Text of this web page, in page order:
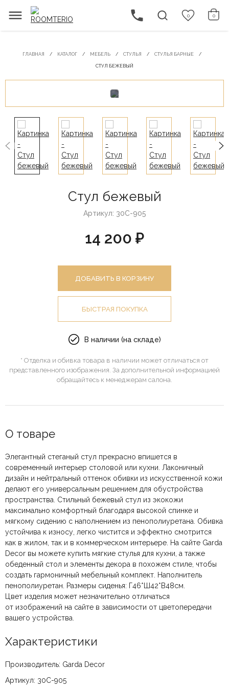
0 0
ГЛАВНАЯ КАТАЛОГ МЕБЕЛЬ СТУЛЬЯ СТУЛЬЯ БАРНЫЕ
СТУЛ БЕЖЕВЫЙ
Стул бежевый
Артикул: 30C-905
14 200 ₽
ДОБАВИТЬ В КОРЗИНУ
БЫСТРАЯ ПОКУПКА
В наличии (на складе)
* Отделка и обивка товара в наличии может отличаться от
представленного изображения. За дополнительной информацией
обращайтесь к менеджерам салона.
О товаре
Элегантный стеганый стул прекрасно впишется в
современный интерьер столовой или кухни. Лаконичный
дизайн и нейтральный оттенок обивки из искусственной кожи
делают его универсальным решением для обустройства
пространства. Стильный бежевый стул из экокожи
максимально комфортный благодаря высокой спинке и
мягкому сидению с наполнением из пенополиуретана. Обивка
устойчива к износу, легко чистится и эффектно смотрится
как в жилом, так и в коммерческом интерьере. На сайте Garda
Decor вы можете купить мягкие стулья для кухни, а также
обеденный стол и элементы декора в похожем стиле, чтобы
создать гармоничный мебельный комплект. Наполнитель
пенополиуретан. Размеры сиденья: Г46*Ш42*В48см.
Цвет изделия может незначительно отличаться
от изображений на сайте в зависимости от цветопередачи
вашего устройства.
Характеристики
Производитель: Garda Decor
Артикул: 30C-905